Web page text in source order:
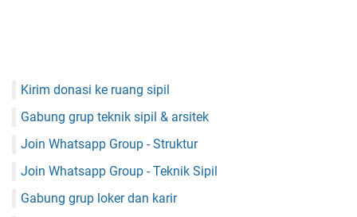
Kirim donasi ke ruang sipil
Gabung grup teknik sipil & arsitek
Join Whatsapp Group - Struktur
Join Whatsapp Group - Teknik Sipil
Gabung grup loker dan karir